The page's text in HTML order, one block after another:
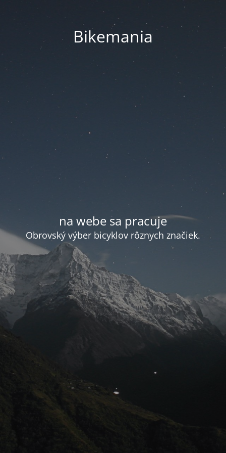
Bikemania
na webe sa pracuje
Obrovský výber bicyklov rôznych značiek.